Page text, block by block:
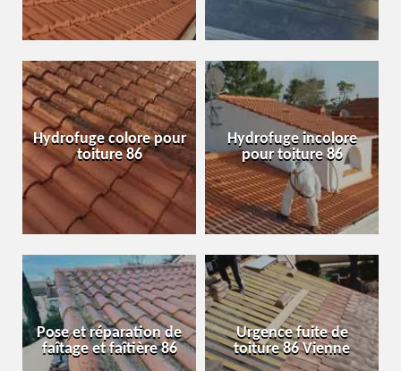
Hydrofuge colore pour
toiture 86
Hydrofuge incolore
pour toiture 86
Pose et réparation de
faîtage et faîtière 86
Urgence fuite de
toiture 86 Vienne